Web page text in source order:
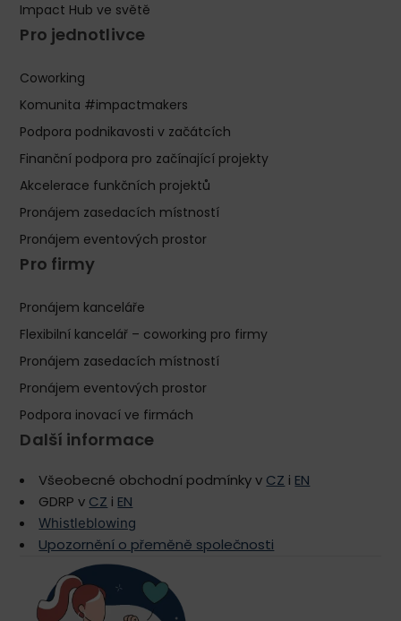
Impact Hub ve světě
Pro jednotlivce
Coworking
Komunita #impactmakers
Podpora podnikavosti v začátcích
Finanční podpora pro začínající projekty
Akcelerace funkčních projektů
Pronájem zasedacích místností
Pronájem eventových prostor
Pro firmy
Pronájem kanceláře
Flexibilní kancelář – coworking pro firmy
Pronájem zasedacích místností
Pronájem eventových prostor
Podpora inovací ve firmách
Další informace
Všeobecné obchodní podmínky v CZ i EN
GDRP v CZ i EN
Whistleblowing
Upozornění o přeměně společnosti